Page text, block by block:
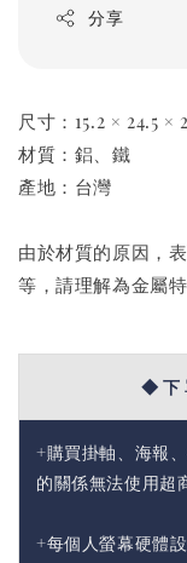
分享
尺寸：15.2 × 24.5 ×
材質：鋁、鐵
產地：台灣
由於材質的原因，
等，請理解為金屬
◆ 下
+購買掛軸、海報
的關係無法使用超
+每個人螢幕硬體